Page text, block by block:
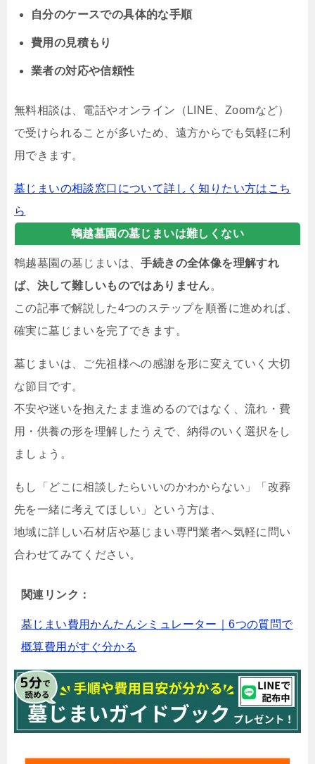
自分のケースでの具体的な手順
費用の見積もり
業者の対応や信頼性
無料相談は、電話やオンライン（LINE、Zoomなど）
で受けられることが多いため、遠方からでも気軽に利
用できます。
墓じまいの相談窓口について詳しく知りたい方はこち
ら
鵯越墓園の墓じまいは難しくない
鵯越墓園の墓じまいは、手続きの全体像を理解すれ
ば、決して難しいものではありません。
この記事で解説した4つのステップを順番に進めれば、
確実に墓じまいを完了できます。
墓じまいは、ご先祖様への感謝を形に変えていく大切
な節目です。
不安や迷いを抱えたまま進めるのではなく、流れ・費
用・供養の形を理解したうえで、納得のいく選択をし
ましょう。
もし「どこに相談したらいいのかわからない」「改葬
先を一緒に考えてほしい」という方は、
地域に詳しい石材店や墓じまい専門業者へ気軽に問い
合わせてみてください。
関連リンク：
墓じまい費用かんたんシミュレーター｜6つの質問で
概算費用がすぐ分かる